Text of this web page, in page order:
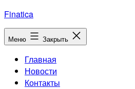
Перейти
к
содержимому
Finatica
Меню Закрыть
Главная
Новости
Контакты